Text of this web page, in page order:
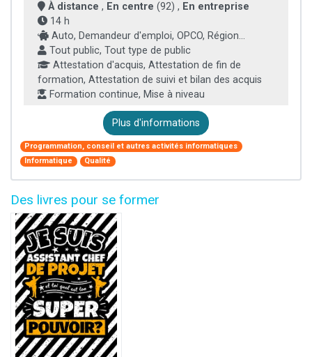
À distance , En centre (92) , En entreprise
14 h
Auto, Demandeur d'emploi, OPCO, Région...
Tout public, Tout type de public
Attestation d'acquis, Attestation de fin de
formation, Attestation de suivi et bilan des acquis
Formation continue, Mise à niveau
Plus d'informations
Programmation, conseil et autres activités informatiques
Informatique
Qualité
Des livres pour se former